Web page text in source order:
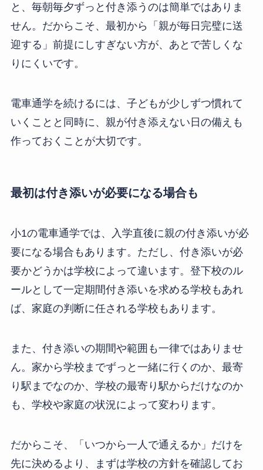
と、毎朝毎夕ずっと付き添うのは簡単ではありま
せん。だからこそ、最初から「親が毎日完璧に送
迎する」前提にしすぎない方が、あとで苦しくな
りにくいです。
電車通学を続けるには、子どもが少しずつ慣れて
いくことと同時に、親が付き添えない日の備えも
作っておくことが大切です。
最初は付き添いが必要になる場合も
小1の電車通学では、入学直後に親の付き添いが必
要になる場合もあります。ただし、付き添いが必
要かどうかは学校によって違います。登下校のル
ールとして一定期間付き添いを求める学校もあれ
ば、家庭の判断に任される学校もあります。
また、付き添いの期間や範囲も一律ではありませ
ん。家から学校までずっと一緒に行くのか、最寄
り駅までなのか、学校の最寄り駅からだけなのか
も、学校や家庭の状況によって変わります。
だからこそ、「いつから一人で通えるか」だけを
先に決めるより、まずは学校の方針を確認してお